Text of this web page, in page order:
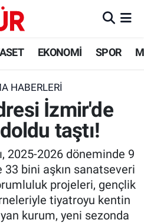
EKONOMİ SPOR
HABERLERI
İzmir'de
taştı!
2025-2026 döneminde 9
bini aşkın sanatseveri
projeleri, gençlik
tiyatroyu kentin
kurum, yeni sezonda
Haritası
ve Fikstür